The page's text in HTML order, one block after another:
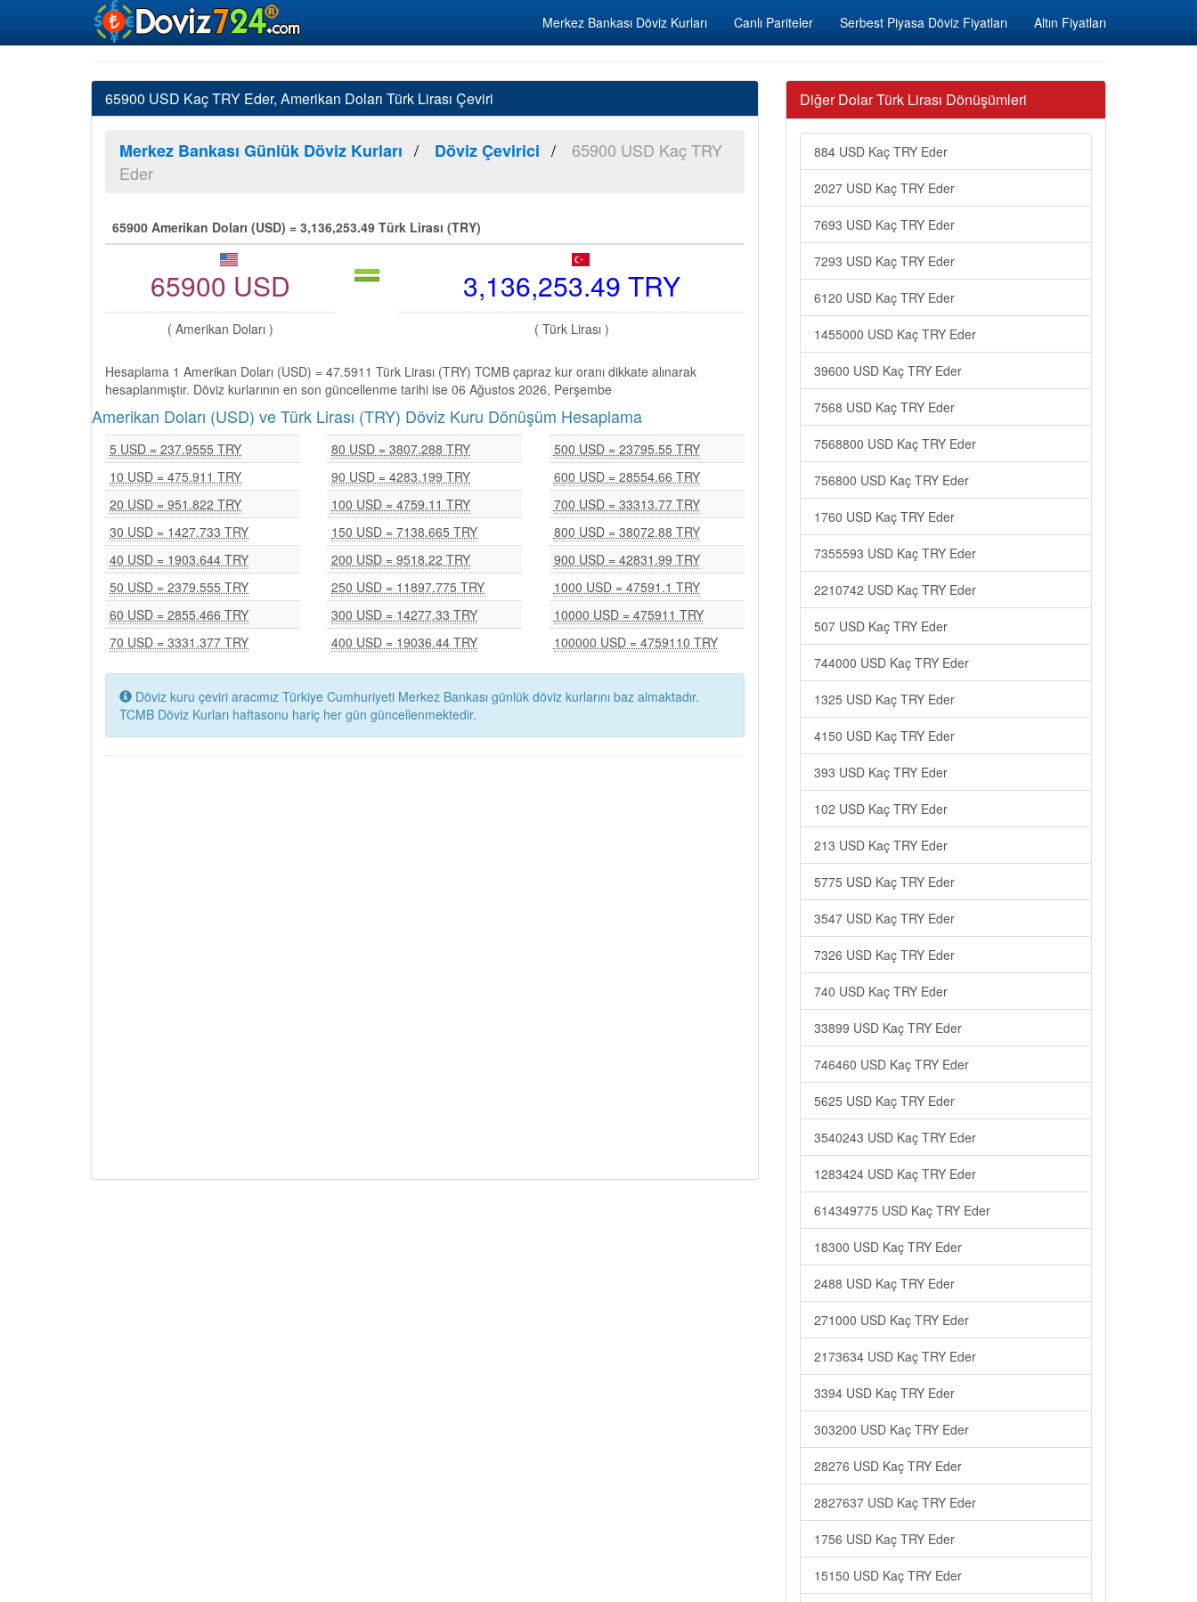
Merkez Bankası Döviz Kurları Canlı Pariteler Serbest Piyasa Döviz Fiyatları Altın Fiyatları
65900 USD Kaç TRY Eder, Amerikan Doları Türk Lirası Çeviri
Merkez Bankası Günlük Döviz Kurları Döviz Çevirici
65900 USD Kaç TRY
Eder
65900 Amerikan Doları (USD) = 3,136,253.49 Türk Lirası (TRY)
65900 USD 3,136,253.49 TRY
( Amerikan Doları ) ( Türk Lirası )
Hesaplama 1 Amerikan Doları (USD) = 47.5911 Türk Lirası (TRY) TCMB çapraz kur oranı dikkate alınarak
hesaplanmıştır. Döviz kurlarının en son güncellenme tarihi ise 06 Ağustos 2026, Perşembe
Amerikan Doları (USD) ve Türk Lirası (TRY) Döviz Kuru Dönüşüm Hesaplama
5 USD = 237.9555 TRY
10 USD = 475.911 TRY
20 USD = 951.822 TRY
30 USD = 1427.733 TRY
40 USD = 1903.644 TRY
50 USD = 2379.555 TRY
60 USD = 2855.466 TRY
70 USD = 3331.377 TRY
80 USD = 3807.288 TRY
90 USD = 4283.199 TRY
100 USD = 4759.11 TRY
150 USD = 7138.665 TRY
200 USD = 9518.22 TRY
250 USD = 11897.775 TRY
300 USD = 14277.33 TRY
400 USD = 19036.44 TRY
500 USD = 23795.55 TRY
600 USD = 28554.66 TRY
700 USD = 33313.77 TRY
800 USD = 38072.88 TRY
900 USD = 42831.99 TRY
1000 USD = 47591.1 TRY
10000 USD = 475911 TRY
100000 USD = 4759110 TRY
Döviz kuru çeviri aracımız Türkiye Cumhuriyeti Merkez Bankası günlük döviz kurlarını baz almaktadır.
TCMB Döviz Kurları haftasonu hariç her gün güncellenmektedir.
Diğer Dolar Türk Lirası Dönüşümleri
884 USD Kaç TRY Eder
2027 USD Kaç TRY Eder
7693 USD Kaç TRY Eder
7293 USD Kaç TRY Eder
6120 USD Kaç TRY Eder
1455000 USD Kaç TRY Eder
39600 USD Kaç TRY Eder
7568 USD Kaç TRY Eder
7568800 USD Kaç TRY Eder
756800 USD Kaç TRY Eder
1760 USD Kaç TRY Eder
7355593 USD Kaç TRY Eder
2210742 USD Kaç TRY Eder
507 USD Kaç TRY Eder
744000 USD Kaç TRY Eder
1325 USD Kaç TRY Eder
4150 USD Kaç TRY Eder
393 USD Kaç TRY Eder
102 USD Kaç TRY Eder
213 USD Kaç TRY Eder
5775 USD Kaç TRY Eder
3547 USD Kaç TRY Eder
7326 USD Kaç TRY Eder
740 USD Kaç TRY Eder
33899 USD Kaç TRY Eder
746460 USD Kaç TRY Eder
5625 USD Kaç TRY Eder
3540243 USD Kaç TRY Eder
1283424 USD Kaç TRY Eder
614349775 USD Kaç TRY Eder
18300 USD Kaç TRY Eder
2488 USD Kaç TRY Eder
271000 USD Kaç TRY Eder
2173634 USD Kaç TRY Eder
3394 USD Kaç TRY Eder
303200 USD Kaç TRY Eder
28276 USD Kaç TRY Eder
2827637 USD Kaç TRY Eder
1756 USD Kaç TRY Eder
15150 USD Kaç TRY Eder